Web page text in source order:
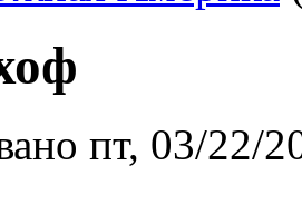
пт, 03/22/